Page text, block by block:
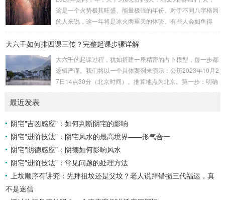
口：位于无名指指尖，属金，白虎，主数4、1、2，凶。小
吉：位于无名指根部，属木，六合，主数5、3、8，吉。空
亡：位于中指根部，属土，勾陈，...
这是一个火势极其旺盛、能量极强的年份。对于不同八字格局
的人来说，这一年将是冰火两重天的体验。有些人会如鱼得
理：吉凶在于平衡与需求八字讲究五行平衡与“喜用神”。喜用
26年丙午，是火力全开的一年。因此：八字命局中“喜火”、“用
火”的人，等于得到了天地最强能量的帮助，犹如天降神助，
运势自然一飞冲天。八字命局中“忌火”的人...
大六壬如何排四课三传？完整起课步骤详解
大六壬的起课过程，犹如搭建一座精密的占卜模型，每一步都
逻辑严谨。我们将以一个具体案例来演示：公历2023年10月2
7日14点30分（北京时间）。推算地点为北京。第一步：明确
你需要：一张空白的天地盘（内含十二地支）、月将、当天日
干日支。第二步：核心步骤——排四课四课是“三传”之母，此
步必须精准。1. 定月将（布“天盘”的...
最近发表
阴宅"吉凶感应"：如何判断阴宅的影响
阴宅"进阶技法"：阴宅风水的最高境界——形气合一
阴宅"阴德感应"：阴德如何影响风水
阴宅"进阶技法"：常见问题的处理方法
上坟顺序有讲究：先拜祖坟还是父坟？老人说拜错损三代福运，真
不是迷信